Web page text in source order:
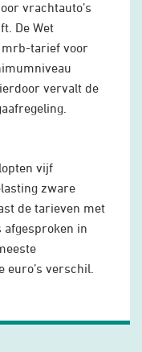
vrachtauto’s
De Wet
mrb-tarief voor
vervalt de
vijf
zware
de tarieven met
in
euro’s verschil.